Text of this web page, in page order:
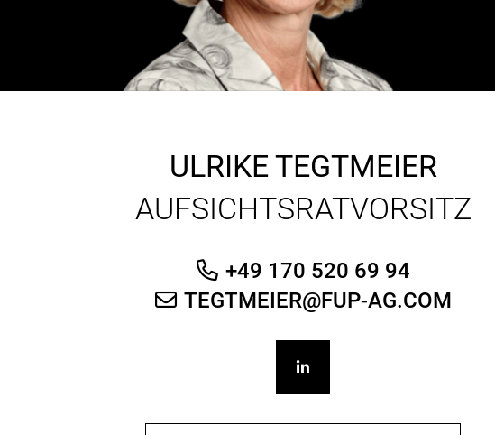
ULRIKE TEGTMEIER
AUFSICHTSRATVORSITZ
+49 170 520 69 94
TEGTMEIER@FUP-AG.COM